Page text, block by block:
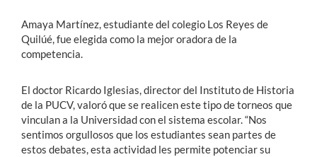
Amaya Martínez, estudiante del colegio Los Reyes de
Quilúé, fue elegida como la mejor oradora de la
competencia.
El doctor Ricardo Iglesias, director del Instituto de Historia
de la PUCV, valoró que se realicen este tipo de torneos que
vinculan a la Universidad con el sistema escolar. “Nos
sentimos orgullosos que los estudiantes sean partes de
estos debates, esta actividad les permite potenciar su